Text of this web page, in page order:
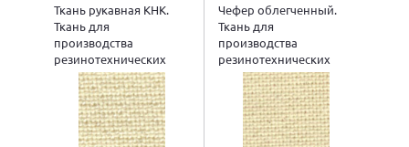
Ткань рукавная КНК.
Ткань для
производства
резинотехнических
изделий
Чефер облегченный.
Ткань для
производства
резинотехнических
изделий